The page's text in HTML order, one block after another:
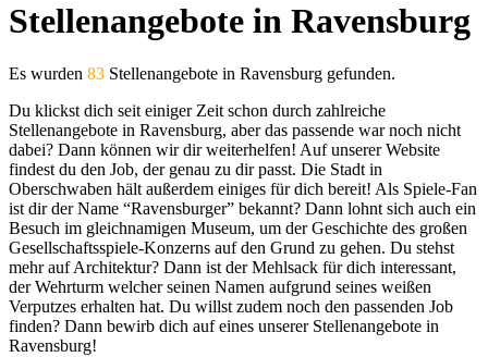
Stellenangebote in Ravensburg
Es wurden 83 Stellenangebote in Ravensburg gefunden.
Du klickst dich seit einiger Zeit schon durch zahlreiche
Stellenangebote in Ravensburg, aber das passende war noch nicht
dabei? Dann können wir dir weiterhelfen! Auf unserer Website
findest du den Job, der genau zu dir passt. Die Stadt in
Oberschwaben hält außerdem einiges für dich bereit! Als Spiele-Fan
ist dir der Name “Ravensburger” bekannt? Dann lohnt sich auch ein
Besuch im gleichnamigen Museum, um der Geschichte des großen
Gesellschaftsspiele-Konzerns auf den Grund zu gehen. Du stehst
mehr auf Architektur? Dann ist der Mehlsack für dich interessant,
der Wehrturm welcher seinen Namen aufgrund seines weißen
Verputzes erhalten hat. Du willst zudem noch den passenden Job
finden? Dann bewirb dich auf eines unserer Stellenangebote in
Ravensburg!